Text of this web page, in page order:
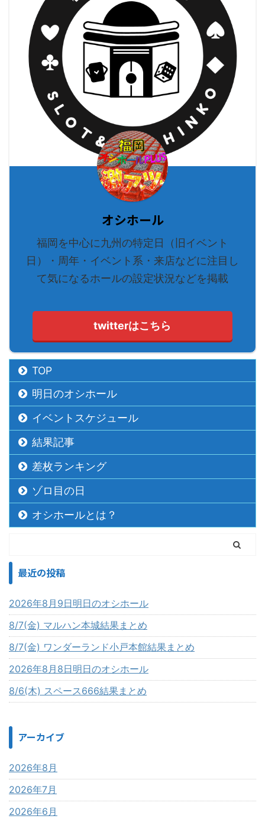
オシホール
福岡を中心に九州の特定日（旧イベント
日）・周年・イベント系・来店などに注目し
て気になるホールの設定状況などを掲載
twitterはこちら
TOP
明日のオシホール
イベントスケジュール
結果記事
差枚ランキング
ゾロ目の日
オシホールとは？
最近の投稿
2026年8月9日明日のオシホール
8/7(金) マルハン本城結果まとめ
8/7(金) ワンダーランド小戸本館結果まとめ
2026年8月8日明日のオシホール
8/6(木) スペース666結果まとめ
アーカイブ
2026年8月
2026年7月
2026年6月